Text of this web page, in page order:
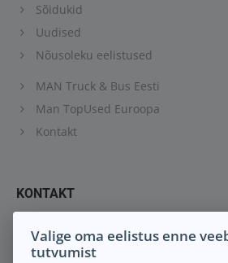
Sõidukid
Uudised
Nõusoleku eelistused
MAN Truck & Bus Eesti
Man TopUsed Euroopa
Kontakt
KONTAKT
Keil M.A. OÜ
Peterburi tee 88
Valige oma eelistus enne
tutvumist